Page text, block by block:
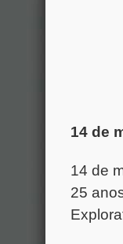
14 de
14 de
25